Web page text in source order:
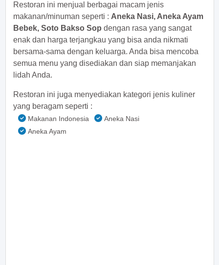
Restoran ini menjual berbagai macam jenis
makanan/minuman seperti : Aneka Nasi, Aneka Ayam
Bebek, Soto Bakso Sop dengan rasa yang sangat
enak dan harga terjangkau yang bisa anda nikmati
bersama-sama dengan keluarga. Anda bisa mencoba
semua menu yang disediakan dan siap memanjakan
lidah Anda.
Restoran ini juga menyediakan kategori jenis kuliner
yang beragam seperti :
Makanan Indonesia
Aneka Nasi
Aneka Ayam